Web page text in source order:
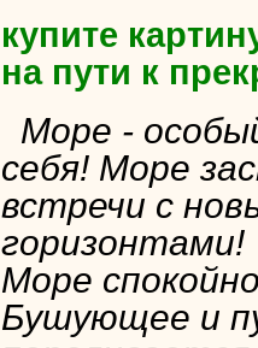
купите
на пути к
Море -
себя! Море
встречи с
горизонтами!
Море
Бушующее и